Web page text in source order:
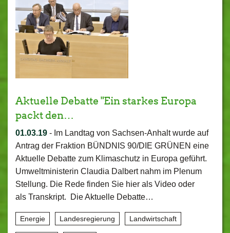
Aktuelle Debatte "Ein starkes Europa
packt den…
01.03.19 - Im Landtag von Sachsen-Anhalt wurde auf
Antrag der Fraktion BÜNDNIS 90/DIE GRÜNEN eine
Aktuelle Debatte zum Klimaschutz in Europa geführt.
Umweltministerin Claudia Dalbert nahm im Plenum
Stellung. Die Rede finden Sie hier als Video oder
als Transkript. Die Aktuelle Debatte…
Energie Landesregierung Landwirtschaft